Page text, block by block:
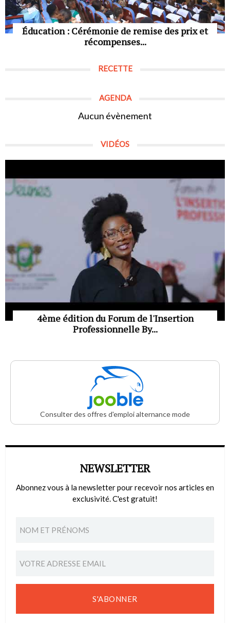
Éducation : Cérémonie de remise des prix et
récompenses...
RECETTE
AGENDA
Aucun évènement
VIDÉOS
4ème édition du Forum de l'Insertion
Professionnelle By...
Consulter des offres d'emploi alternance mode
NEWSLETTER
Abonnez vous à la newsletter pour recevoir nos articles en
exclusivité. C'est gratuit!
S'ABONNER